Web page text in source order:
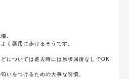
。
く器用に歩けるそうです。
については退去時には原状回復なしでOK
いをつけるための大事な習慣。